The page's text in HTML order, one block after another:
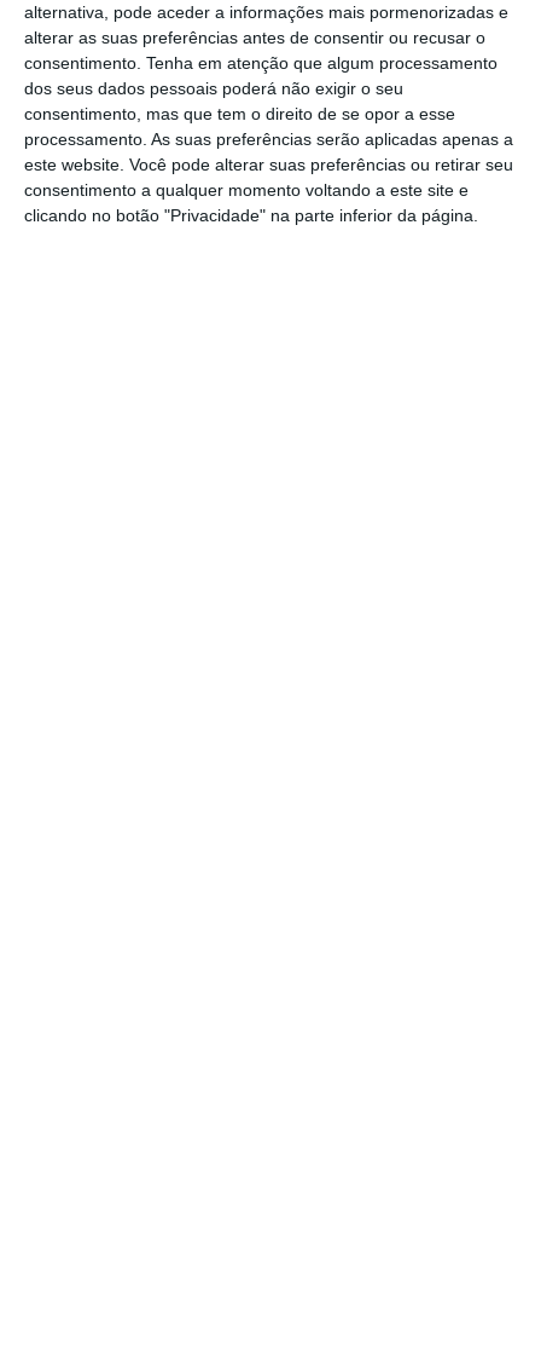
alternativa, pode aceder a informações mais pormenorizadas e
alterar as suas preferências antes de consentir ou recusar o
consentimento. Tenha em atenção que algum processamento
dos seus dados pessoais poderá não exigir o seu
consentimento, mas que tem o direito de se opor a esse
processamento. As suas preferências serão aplicadas apenas a
este website. Você pode alterar suas preferências ou retirar seu
consentimento a qualquer momento voltando a este site e
clicando no botão "Privacidade" na parte inferior da página.
Bloomberg
Tim Cook é recompensado: sucesso da Apple
dá-lhe 74 milhões de euros
A Apple superou pelo menos dois terços das